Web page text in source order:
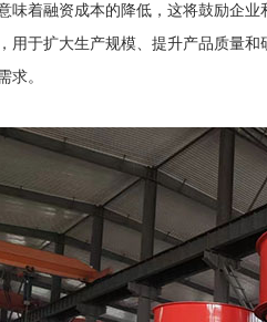
着融资成本的降低，这将鼓励企业
用于扩大生产规模、提升产品质量
求。